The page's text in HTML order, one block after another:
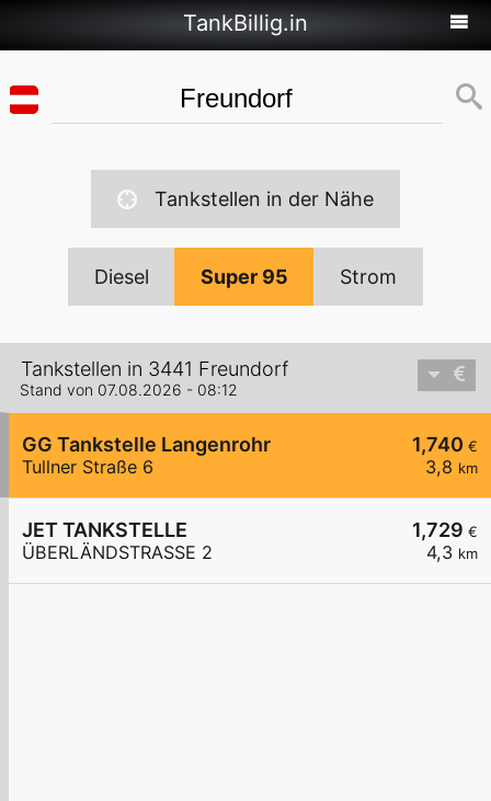
TankBillig.in
Tankstellen in der Nähe
Diesel Super 95 Strom
Tankstellen in 3441 Freundorf
Stand von 07.08.2026 - 08:12
1,740 €
3,8 km
GG Tankstelle Langenrohr
Tullner Straße 6
1,729 €
4,3 km
JET TANKSTELLE
ÜBERLÄNDSTRASSE 2